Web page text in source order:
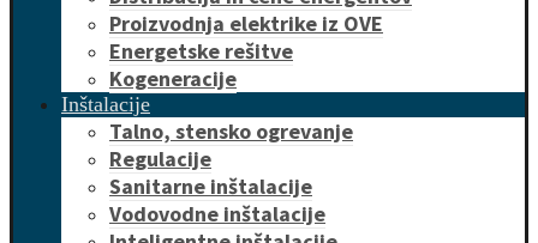
Proizvodnja elektrike iz OVE
Energetske rešitve
Kogeneracije
Inštalacije
Talno, stensko ogrevanje
Regulacije
Sanitarne inštalacije
Vodovodne inštalacije